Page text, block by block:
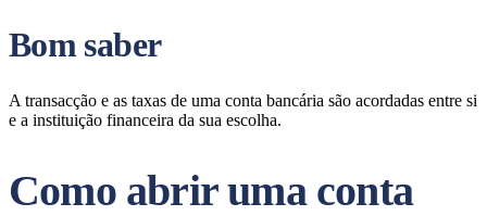
Bom saber
A transacção e as taxas de uma conta bancária são acordadas entre si
e a instituição financeira da sua escolha.
Como abrir uma conta